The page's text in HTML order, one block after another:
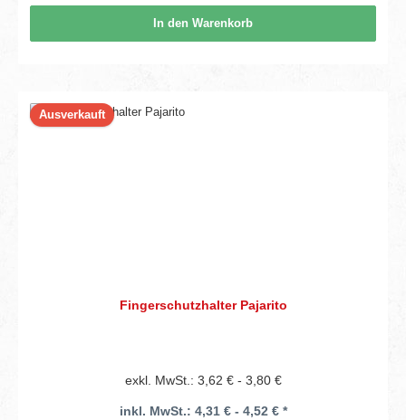
In den Warenkorb
Ausverkauft
Fingerschutzhalter Pajarito
exkl. MwSt.: 3,62 € - 3,80 €
inkl. MwSt.: 4,31 € - 4,52 € *